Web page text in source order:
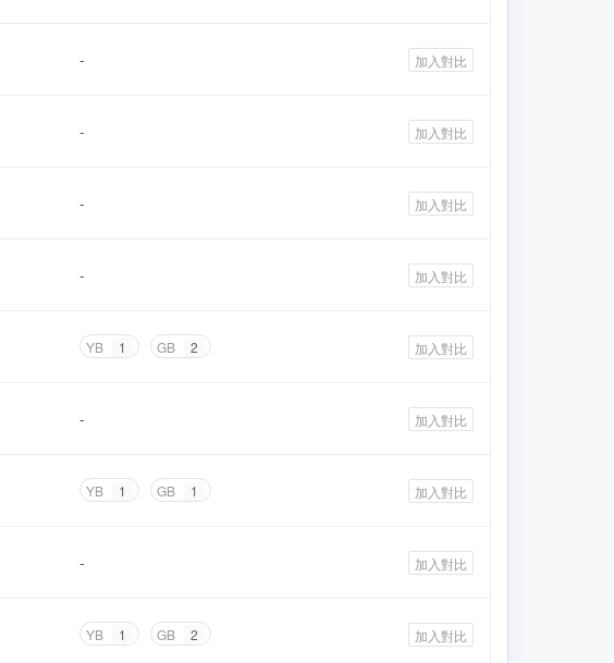
- 加入對比
- 加入對比
- 加入對比
- 加入對比
YB 1 GB 2 加入對比
- 加入對比
YB 1 GB 1 加入對比
- 加入對比
YB 1 GB 2 加入對比